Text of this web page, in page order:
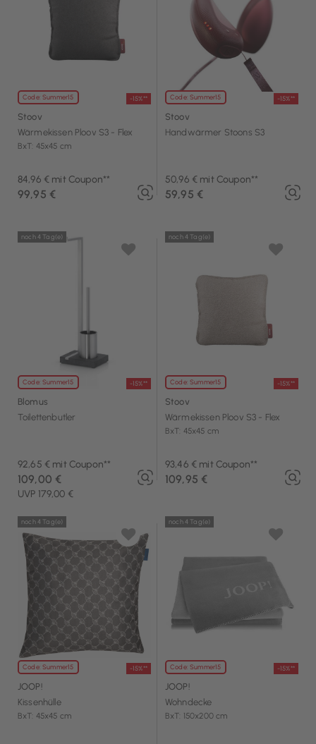
Code: Summer15 -15%**
Stoov
Wärmekissen Ploov S3 - Flex
BxT: 45x45 cm
84,96 € mit Coupon**
99,95 €
Code: Summer15 -15%**
Stoov
Handwärmer Stoons S3
50,96 € mit Coupon**
59,95 €
Code: Summer15 -15%**
noch 4 Tag(e)
Blomus
Toilettenbutler
92,65 € mit Coupon**
UVP 179,00 €
109,00 €
Code: Summer15 -15%**
noch 4 Tag(e)
Stoov
Wärmekissen Ploov S3 - Flex
BxT: 45x45 cm
93,46 € mit Coupon**
109,95 €
Code: Summer15 -15%**
noch 4 Tag(e)
JOOP!
Kissenhülle
BxT: 45x45 cm
Code: Summer15 -15%**
noch 4 Tag(e)
JOOP!
Wohndecke
BxT: 150x200 cm